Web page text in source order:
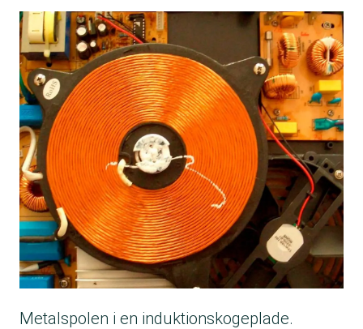
Metalspolen i en induktionskogeplade.